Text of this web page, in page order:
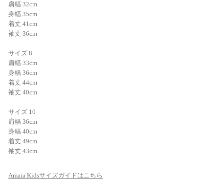
肩幅 32cm
身幅 35cm
着丈 41cm
袖丈 36cm
サイズ 8
肩幅 33cm
身幅 36cm
着丈 44cm
袖丈 40cm
サイズ 10
肩幅 36cm
身幅 40cm
着丈 49cm
袖丈 43cm
Amaia Kidsサイズガイドはこちら